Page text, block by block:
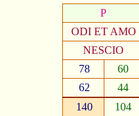
P
ODI ET AMO
NESCIO
78
60
62
44
140
104